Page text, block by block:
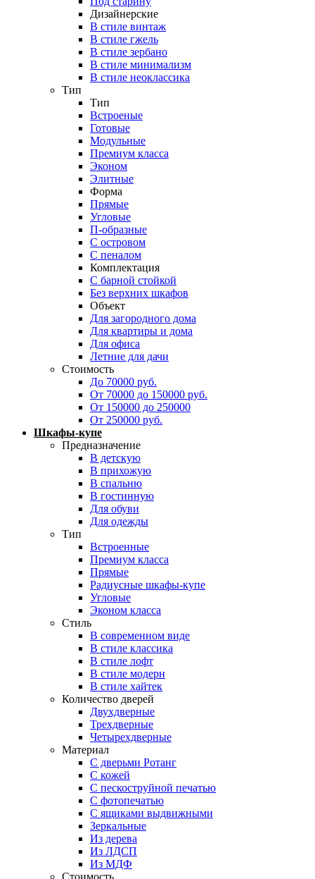
Дизайнерские
В стиле винтаж
В стиле гжель
В стиле зербано
В стиле минимализм
В стиле неоклассика
Тип
Тип
Встроеные
Готовые
Модульные
Премиум класса
Эконом
Элитные
Форма
Прямые
Угловые
П-образные
С островом
С пеналом
Комплектация
C барной стойкой
Без верхних шкафов
Объект
Для загородного дома
Для квартиры и дома
Для офиса
Летние для дачи
Стоимость
До 70000 руб.
От 70000 до 150000 руб.
От 150000 до 250000
От 250000 руб.
Шкафы-купе
Предназначение
В детскую
В прихожую
В спальню
В гостинную
Для обуви
Для одежды
Тип
Встроенные
Премиум класса
Прямые
Радиусные шкафы-купе
Угловые
Эконом класса
Стиль
В современном виде
В стиле классика
В стиле лофт
В стиле модерн
В стиле хайтек
Количество дверей
Двухдверные
Трехдверные
Четырехдверные
Материал
C дверьми Ротанг
C кожей
C пескоструйной печатью
C фотопечатью
C ящиками выдвижными
Зеркальные
Из дерева
Из ЛДСП
Из МДФ
Стоимость